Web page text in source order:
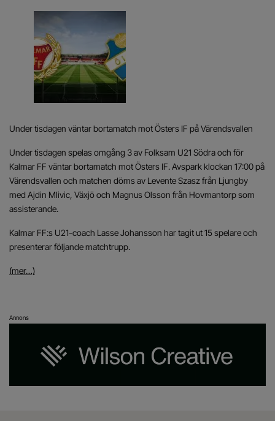
Under tisdagen väntar bortamatch mot Östers IF på Värendsvallen
Under tisdagen spelas omgång 3 av Folksam U21 Södra och för
Kalmar FF väntar bortamatch mot Östers IF. Avspark klockan 17:00 på
Värendsvallen och matchen döms av Levente Szasz från Ljungby
med Ajdin Mlivic, Växjö och Magnus Olsson från Hovmantorp som
assisterande.
Kalmar FF:s U21-coach Lasse Johansson har tagit ut 15 spelare och
presenterar följande matchtrupp.
(mer…)
Annons